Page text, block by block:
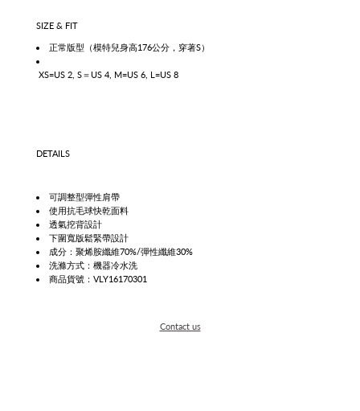
SIZE & FIT
正常版型（模特兒身高176公分，穿著S）
XS=US 2, S＝US 4, M=US 6, L=US 8
DETAILS
可調整型彈性肩帶
使用抗毛球快乾面料
透氣挖背設計
下圍寬版鬆緊帶設計
成分：聚烯胺纖維70%/彈性纖維30%
洗滌方式：機器冷水洗
商品貨號：VLY16170301
Contact us